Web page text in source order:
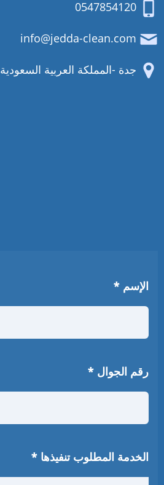
جدة -المملكة العربية السعودية
الإسم *
رقم الجوال *
الخدمة المطلوب تنفيذها *